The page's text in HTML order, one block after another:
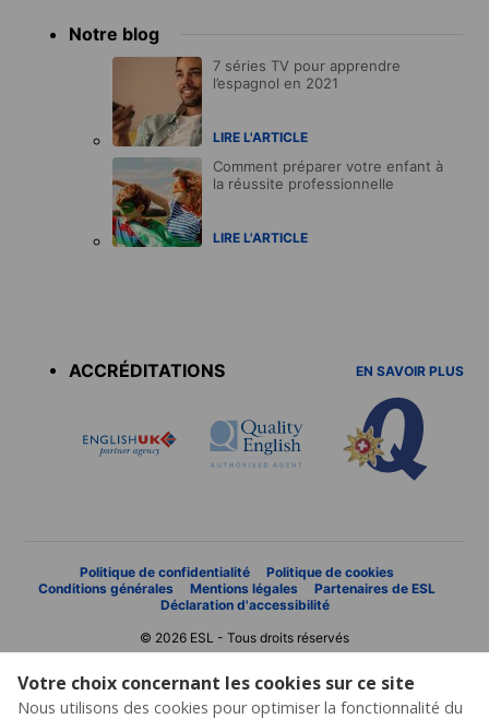
Votre choix concernant les cookies sur ce site
Nous utilisons des cookies pour optimiser la fonctionnalité du
Notre blog
7 séries TV pour apprendre
l’espagnol en 2021
LIRE L'ARTICLE
Comment préparer votre enfant à
la réussite professionnelle
LIRE L'ARTICLE
ACCRÉDITATIONS
EN SAVOIR PLUS
Politique de confidentialité
Politique de cookies
Conditions générales
Mentions légales
Partenaires de ESL
Déclaration d'accessibilité
© 2026 ESL - Tous droits réservés